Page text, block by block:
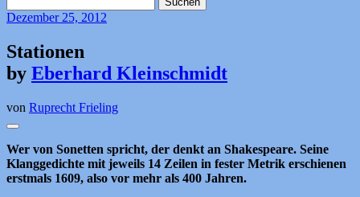
nach:
Dezember25, 2012
Stationen
by Eberhard Kleinschmidt
von Ruprecht Frieling
Wer von Sonetten spricht, der denkt an Shakespeare. Seine
Klanggedichte mit jeweils 14 Zeilen in fester Metrik erschienen
erstmals 1609, also vor mehr als 400 Jahren.